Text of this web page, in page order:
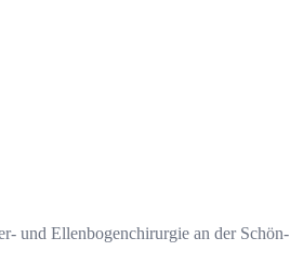
und Ellenbogenchirurgie an der Schön-